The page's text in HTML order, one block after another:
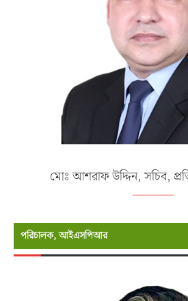
মোঃ আশরাফ উদ্দিন, সচিব,
পরিচালক, আইএসপিআর